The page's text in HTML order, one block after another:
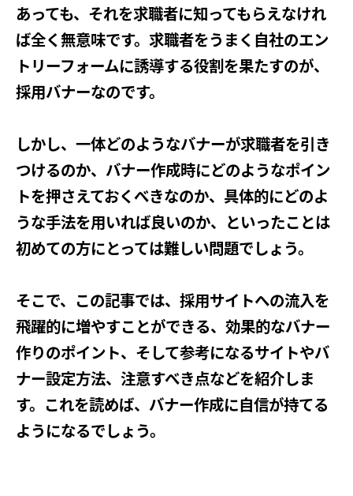
あっても、それを求職者に知ってもらえなけれ
ば全く無意味です。求職者をうまく自社のエン
トリーフォームに誘導する役割を果たすのが、
採用バナーなのです。
しかし、一体どのようなバナーが求職者を引き
つけるのか、バナー作成時にどのようなポイン
トを押さえておくべきなのか、具体的にどのよ
うな手法を用いれば良いのか、といったことは
初めての方にとっては難しい問題でしょう。
そこで、この記事では、採用サイトへの流入を
飛躍的に増やすことができる、効果的なバナー
作りのポイント、そして参考になるサイトやバ
ナー設定方法、注意すべき点などを紹介しま
す。これを読めば、バナー作成に自信が持てる
ようになるでしょう。